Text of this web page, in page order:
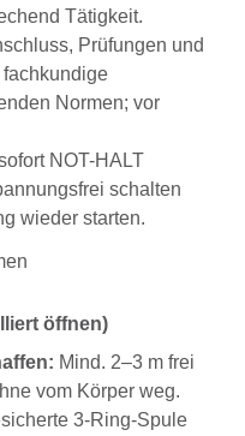
Tätigkeit.
Prüfungen und
fachkundige
Normen; vor
NOT-HALT
schalten
wieder starten.
öffnen)
Mind. 2–3 m frei
vom Körper weg.
3-Ring-Spule